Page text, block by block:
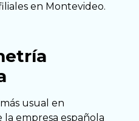
en Montevideo.
usual en
empresa española